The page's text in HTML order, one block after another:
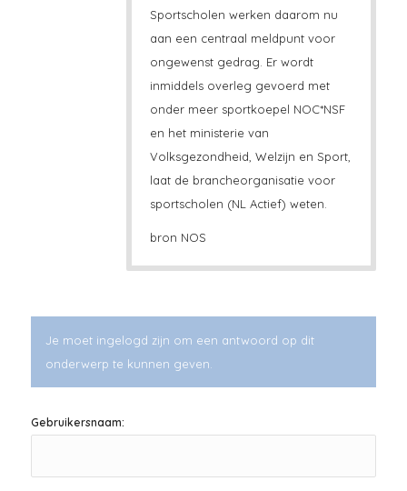
Sportscholen werken daarom nu
aan een centraal meldpunt voor
ongewenst gedrag. Er wordt
inmiddels overleg gevoerd met
onder meer sportkoepel NOC*NSF
en het ministerie van
Volksgezondheid, Welzijn en Sport,
laat de brancheorganisatie voor
sportscholen (NL Actief) weten.
bron NOS
Je moet ingelogd zijn om een antwoord op dit
onderwerp te kunnen geven.
Gebruikersnaam: